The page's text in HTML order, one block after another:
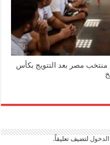
منتخب مصر بعد التتويج بكأس
لتضيف تعليقاً.